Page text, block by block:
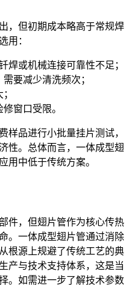
，但初期成本略高于常规焊
用：
焊或机械连接可靠性不足；
要减少清洗频次；
窗口受限。
样品进行小批量挂片测试，
性。总体而言，一体成型翅
用中低于传统方案。
件，但翅片管作为核心传热
。一体成型翅片管通过消除
根源上规避了传统工艺的典
产与技术支持体系，这是当
。如需进一步了解技术参数